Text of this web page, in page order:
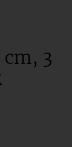
cm, 3